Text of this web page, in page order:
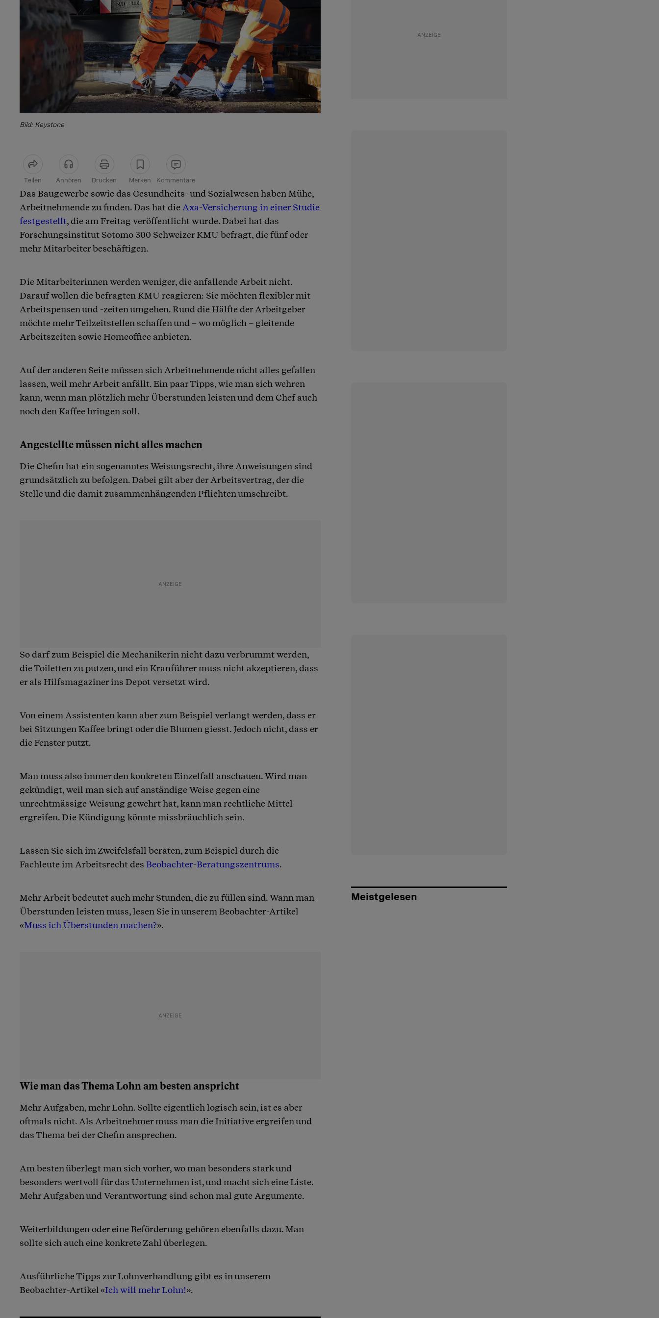
Bild: Keystone
Teilen Anhören Drucken Merken Kommentare
Artikel teilen
Das Baugewerbe sowie das Gesundheits- und Sozialwesen haben Mühe,
Arbeitnehmende zu finden. Das hat die Axa-Versicherung in einer Studie
festgestellt, die am Freitag veröffentlicht wurde. Dabei hat das
Forschungsinstitut Sotomo 300 Schweizer KMU befragt, die fünf oder
mehr Mitarbeiter beschäftigen.
Die Mitarbeiterinnen werden weniger, die anfallende Arbeit nicht.
Darauf wollen die befragten KMU reagieren: Sie möchten flexibler mit
Arbeitspensen und -zeiten umgehen. Rund die Hälfte der Arbeitgeber
möchte mehr Teilzeitstellen schaffen und – wo möglich – gleitende
Arbeitszeiten sowie Homeoffice anbieten.
Auf der anderen Seite müssen sich Arbeitnehmende nicht alles gefallen
lassen, weil mehr Arbeit anfällt. Ein paar Tipps, wie man sich wehren
kann, wenn man plötzlich mehr Überstunden leisten und dem Chef auch
noch den Kaffee bringen soll.
Angestellte müssen nicht alles machen
Die Chefin hat ein sogenanntes Weisungsrecht, ihre Anweisungen sind
grundsätzlich zu befolgen. Dabei gilt aber der Arbeitsvertrag, der die
Stelle und die damit zusammenhängenden Pflichten umschreibt.
So darf zum Beispiel die Mechanikerin nicht dazu verbrummt werden,
die Toiletten zu putzen, und ein Kranführer muss nicht akzeptieren, dass
er als Hilfsmagaziner ins Depot versetzt wird.
Von einem Assistenten kann aber zum Beispiel verlangt werden, dass er
bei Sitzungen Kaffee bringt oder die Blumen giesst. Jedoch nicht, dass er
die Fenster putzt.
Man muss also immer den konkreten Einzelfall anschauen. Wird man
gekündigt, weil man sich auf anständige Weise gegen eine
unrechtmässige Weisung gewehrt hat, kann man rechtliche Mittel
ergreifen. Die Kündigung könnte missbräuchlich sein.
Lassen Sie sich im Zweifelsfall beraten, zum Beispiel durch die
Fachleute im Arbeitsrecht des Beobachter-Beratungszentrums.
Mehr Arbeit bedeutet auch mehr Stunden, die zu füllen sind. Wann man
Überstunden leisten muss, lesen Sie in unserem Beobachter-Artikel
«Muss ich Überstunden machen?».
Wie man das Thema Lohn am besten anspricht
Mehr Aufgaben, mehr Lohn. Sollte eigentlich logisch sein, ist es aber
oftmals nicht. Als Arbeitnehmer muss man die Initiative ergreifen und
das Thema bei der Chefin ansprechen.
Am besten überlegt man sich vorher, wo man besonders stark und
besonders wertvoll für das Unternehmen ist, und macht sich eine Liste.
Mehr Aufgaben und Verantwortung sind schon mal gute Argumente.
Weiterbildungen oder eine Beförderung gehören ebenfalls dazu. Man
sollte sich auch eine konkrete Zahl überlegen.
Ausführliche Tipps zur Lohnverhandlung gibt es in unserem
Beobachter-Artikel «Ich will mehr Lohn!».
Meistgelesen